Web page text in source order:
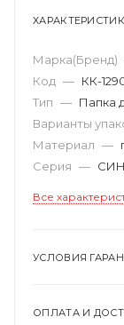
Марка(Бренд)
Код — КК-
Тип — Папка
Варианты
Материал —
Серия —
Все
УСЛОВИЯ
ОПЛАТА И